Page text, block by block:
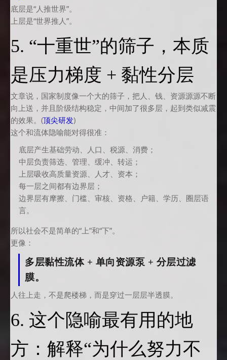
底层是“人推世界”。
上层是“世界推人”。
5. “十重世”的筛子，本质
是压力梯度 + 黏性分层
文章说，国家制度像一个大的筛子，把人、钱、资源源源不断
向上送，并且阶级结构稳定，中间加了很多层，起到类似减震
的效果。(顶尖研发)
这个和流体隐喻能对得很准：
底层产生基础劳动、人口、税源、消费；
中层负责筛选、管理、缓冲、转运；
上层吸收高质量资源、人才、资本；
每一层之间都有边界层；
边界层有摩擦、门槛、审核、资格、户籍、学历、圈层语
言。
所以社会不是简单的“上”和“下”。
更像：
多层黏性流体 + 单向资源泵 + 分层过滤
膜。
人往上走，不是爬楼梯，而是穿过一层层半透膜。
6. 这个隐喻最有用的地
方：解释“为什么努力不